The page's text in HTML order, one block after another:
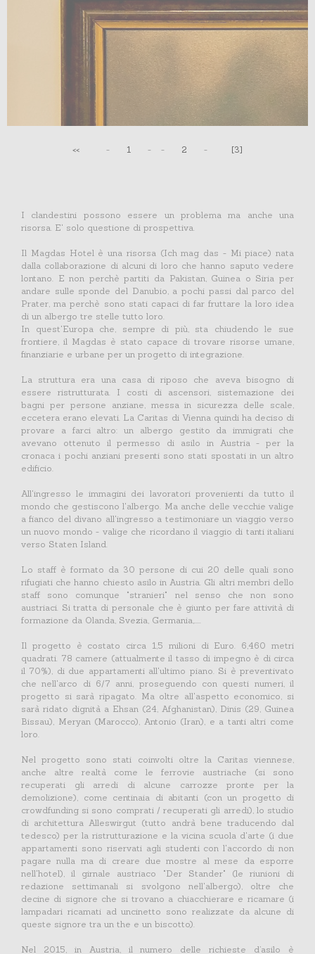
<< - 1 - - 2 - [3]
I clandestini possono essere un problema ma anche una
risorsa. E' solo questione di prospettiva.
Il Magdas Hotel è una risorsa (Ich mag das - Mi piace) nata
dalla collaborazione di alcuni di loro che hanno saputo vedere
lontano. E non perchè partiti da Pakistan, Guinea o Siria per
andare sulle sponde del Danubio, a pochi passi dal parco del
Prater, ma perchè sono stati capaci di far fruttare la loro idea
di un albergo tre stelle tutto loro.
In quest'Europa che, sempre di più, sta chiudendo le sue
frontiere, il Magdas è stato capace di trovare risorse umane,
finanziarie e urbane per un progetto di integrazione.
La struttura era una casa di riposo che aveva bisogno di
essere ristrutturata. I costi di ascensori, sistemazione dei
bagni per persone anziane, messa in sicurezza delle scale,
eccetera erano elevati. La Caritas di Vienna quindi ha deciso di
provare a farci altro: un albergo gestito da immigrati che
avevano ottenuto il permesso di asilo in Austria - per la
cronaca i pochi anziani presenti sono stati spostati in un altro
edificio.
All'ingresso le immagini dei lavoratori provenienti da tutto il
mondo che gestiscono l'albergo. Ma anche delle vecchie valige
a fianco del divano all'ingresso a testimoniare un viaggio verso
un nuovo mondo - valige che ricordano il viaggio di tanti italiani
verso Staten Island.
Lo staff è formato da 30 persone di cui 20 delle quali sono
rifugiati che hanno chiesto asilo in Austria. Gli altri membri dello
staff sono comunque "stranieri" nel senso che non sono
austriaci. Si tratta di personale che è giunto per fare attività di
formazione da Olanda, Svezia, Germania,.....
Il progetto è costato circa 1,5 milioni di Euro. 6,460 metri
quadrati. 78 camere (attualmente il tasso di impegno è di circa
il 70%), di due appartamenti all'ultimo piano. Si è preventivato
che nell'arco di 6/7 anni, proseguendo con questi numeri, il
progetto si sarà ripagato. Ma oltre all'aspetto economico, si
sarà ridato dignità a Ehsan (24, Afghanistan), Dinis (29, Guinea
Bissau), Meryan (Marocco), Antonio (Iran), e a tanti altri come
loro.
Nel progetto sono stati coinvolti oltre la Caritas viennese,
anche altre realtà come le ferrovie austriache (si sono
recuperati gli arredi di alcune carrozze pronte per la
demolizione), come centinaia di abitanti (con un progetto di
crowdfunding si sono comprati / recuperati gli arredi), lo studio
di architettura Alleswirgut (tutto andrà bene traducendo dal
tedesco) per la ristrutturazione e la vicina scuola d'arte (i due
appartamenti sono riservati agli studenti con l'accordo di non
pagare nulla ma di creare due mostre al mese da esporre
nell'hotel), il girnale austriaco "Der Stander" (le riunioni di
redazione settimanali si svolgono nell'albergo), oltre che
decine di signore che si trovano a chiacchierare e ricamare (i
lampadari ricamati ad uncinetto sono realizzate da alcune di
queste signore tra un the e un biscotto).
Nel 2015, in Austria, il numero delle richieste d’asilo è